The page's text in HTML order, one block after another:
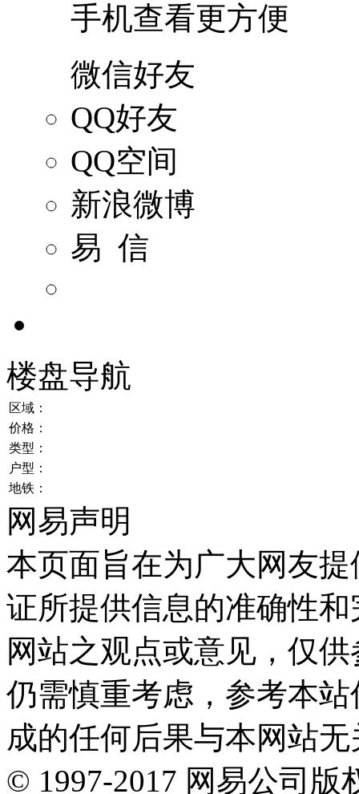
手机查看更方便
微信好友
QQ好友
QQ空间
新浪微博
易 信
楼盘导航
区域：
价格：
类型：
户型：
地铁：
网易声明
本页面旨在为广大网友
证所提供信息的准确性
网站之观点或意见，仅
仍需慎重考虑，参考本
成的任何后果与本网站
© 1997-2017 网易公司版